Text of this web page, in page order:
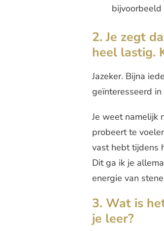
bijvoorbeeld
2. Je zegt
heel lastig.
Jazeker. Bijna
geïnteresseerd
Je weet namelijk
probeert te
vast hebt tijdens
Dit ga ik je
energie van
3. Wat is
je leer?